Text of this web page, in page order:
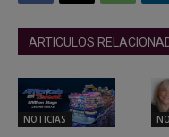
ARTICULOS
NOTICIAS